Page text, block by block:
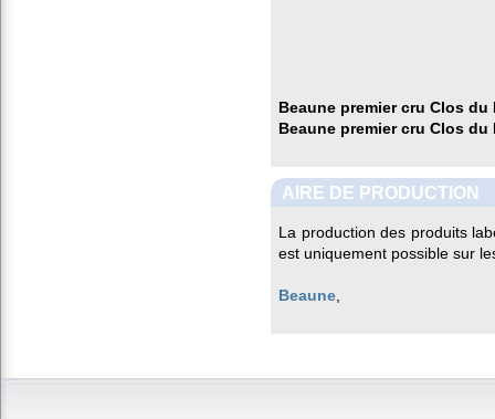
Beaune premier cru Clos du
Beaune premier cru Clos du
AIRE DE PRODUCTION
La production des produits
est uniquement possible sur
Beaune